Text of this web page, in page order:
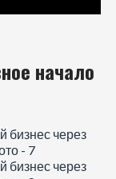
начало